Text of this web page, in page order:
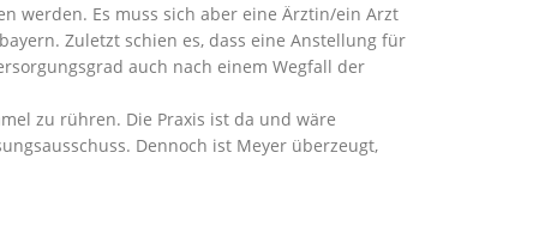
werden. Es muss sich aber eine Ärztin/ein Arzt
Zuletzt schien es, dass eine Anstellung für
auch nach einem Wegfall der
zu rühren. Die Praxis ist da und wäre
Dennoch ist Meyer überzeugt,